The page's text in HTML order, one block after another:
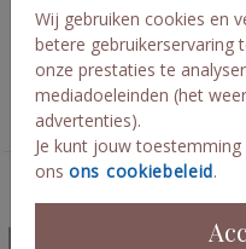
Wij gebruiken cookies en
betere gebruikerservaring
onze prestaties te
mediadoeleinden (het
advertenties).
Je kunt jouw
ons ons cookiebeleid.
editor als je graag andere
Collectie
Geboortekaartjes meisje
Deze kaarten vind